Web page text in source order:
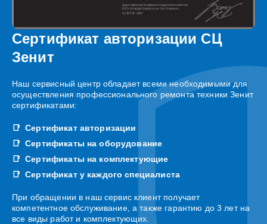
Сертификат авторизации СЦ
Зенит
Наш сервисный центр обладает всеми необходимыми для
осуществления профессионального ремонта техники Зенит
сертификатами:
Сертификат авторизации
Сертификаты на оборудование
Сертификаты на комплектующие
Сертификат у каждого специалиста
При обращении в наш сервис клиент получает
компетентное обслуживание, а также гарантию до 3 лет на
все виды работ и комплектующих.